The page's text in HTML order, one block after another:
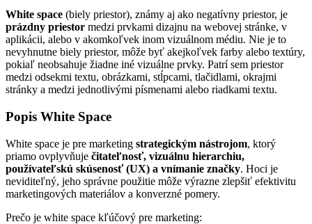
White space (biely priestor), známy aj ako negatívny priestor, je
prázdny priestor medzi prvkami dizajnu na webovej stránke, v
aplikácii, alebo v akomkoľvek inom vizuálnom médiu. Nie je to
nevyhnutne biely priestor, môže byť akejkoľvek farby alebo textúry,
pokiaľ neobsahuje žiadne iné vizuálne prvky. Patrí sem priestor
medzi odsekmi textu, obrázkami, stĺpcami, tlačidlami, okrajmi
stránky a medzi jednotlivými písmenami alebo riadkami textu.
Popis White Space
White space je pre marketing strategickým nástrojom, ktorý
priamo ovplyvňuje čitateľnosť, vizuálnu hierarchiu,
používateľskú skúsenosť (UX) a vnímanie značky. Hoci je
neviditeľný, jeho správne použitie môže výrazne zlepšiť efektivitu
marketingových materiálov a konverzné pomery.
Prečo je white space kľúčový pre marketing: